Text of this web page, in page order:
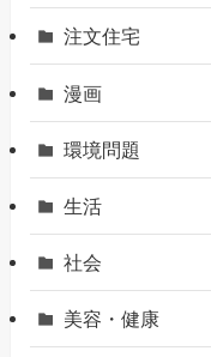
注文住宅
漫画
環境問題
生活
社会
美容・健康